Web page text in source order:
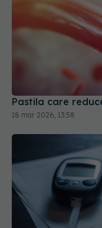
Pastila care
18 mar 2026, 13:58